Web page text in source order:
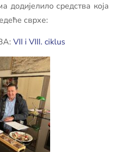
додијелило средства која
сврхе:
VII i VIII. ciklus